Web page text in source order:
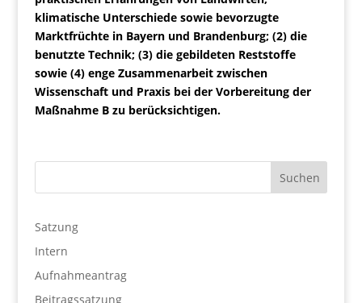
klimatische Unterschiede sowie bevorzugte
Marktfrüchte in Bayern und Brandenburg; (2) die
benutzte Technik; (3) die gebildeten Reststoffe
sowie (4) enge Zusammenarbeit zwischen
Wissenschaft und Praxis bei der Vorbereitung der
Maßnahme B zu berücksichtigen.
Satzung
Intern
Aufnahmeantrag
Beitragssatzung